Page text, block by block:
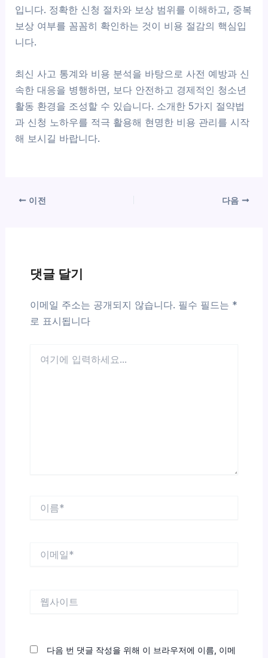
입니다. 정확한 신청 절차와 보상 범위를 이해하고, 중복
보상 여부를 꼼꼼히 확인하는 것이 비용 절감의 핵심입
니다.
최신 사고 통계와 비용 분석을 바탕으로 사전 예방과 신
속한 대응을 병행하면, 보다 안전하고 경제적인 청소년
활동 환경을 조성할 수 있습니다. 소개한 5가지 절약법
과 신청 노하우를 적극 활용해 현명한 비용 관리를 시작
해 보시길 바랍니다.
이전 다음
댓글 달기
이메일 주소는 공개되지 않습니다. 필수 필드는 *
로 표시됩니다
다음 번 댓글 작성을 위해 이 브라우저에 이름, 이메